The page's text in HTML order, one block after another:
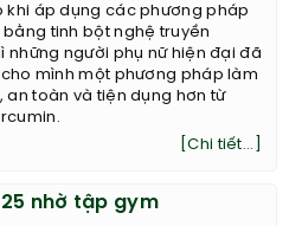
khi áp dụng các phương pháp
bằng tinh bột nghệ truyền
những người phụ nữ hiện đại đã
mình một phương pháp làm
an toàn và tiện dụng hơn từ
[Chi tiết...]
nhờ tập gym